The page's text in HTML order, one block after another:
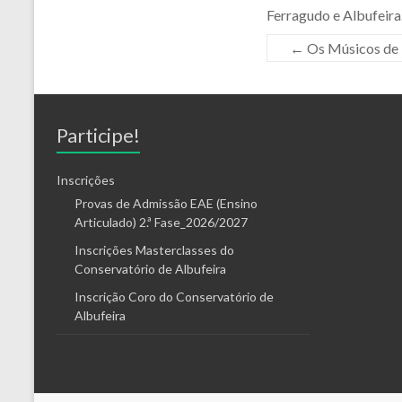
Ferragudo e
← Os Músicos de
Participe!
Inscrições
Provas de Admissão EAE (Ensino
Articulado) 2.ª Fase_2026/2027
Inscrições Masterclasses do
Conservatório de Albufeira
Inscrição Coro do Conservatório de
Albufeira